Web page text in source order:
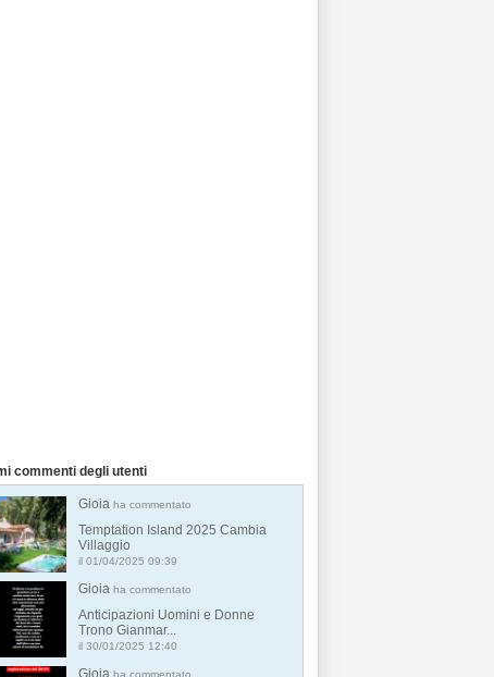
commenti degli utenti
Gioia ha commentato
Temptation Island 2025 Cambia
Villaggio
il 01/04/2025 09:39
Gioia ha commentato
Anticipazioni Uomini e Donne
Trono Gianmar...
il 30/01/2025 12:40
Gioia ha commentato